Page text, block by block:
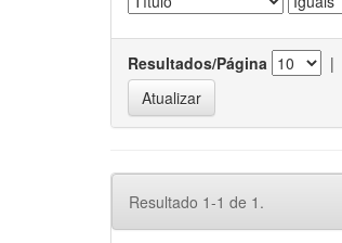
Resultados/Página |
Resultado 1-1 de 1.